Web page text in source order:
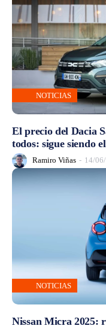
NOTICIAS
El precio del Dacia
todos: sigue siendo
Ramiro Viñas - 14/
NOTICIAS
Nissan Micra 2025: